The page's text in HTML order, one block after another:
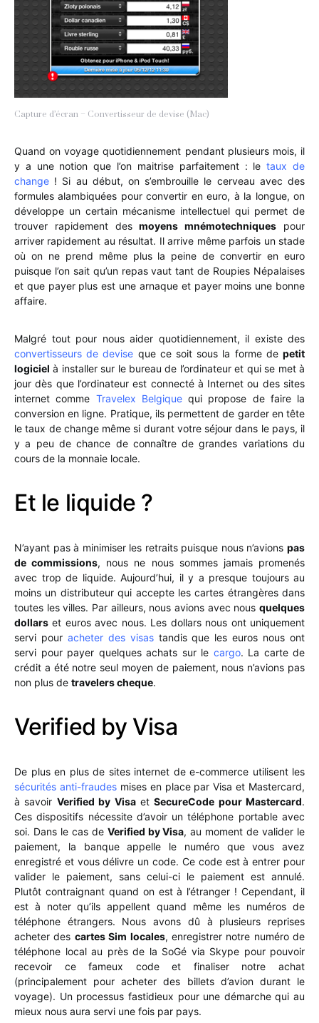
Capture d’écran – Convertisseur de devise (Mac)
Quand on voyage quotidiennement pendant plusieurs mois, il
y a une notion que l’on maitrise parfaitement : letaux de
change ! Si au début, on s’embrouille le cerveau avec des
formules alambiquées pour convertir en euro, à la longue, on
développe un certain mécanisme intellectuel qui permet de
trouver rapidement desmoyens mnémotechniques pour
arriver rapidement au résultat. Il arrive même parfois un stade
où on ne prend même plus la peine de convertir en euro
puisque l’on sait qu’un repas vaut tant de Roupies Népalaises
et que payer plus est une arnaque et payer moins une bonne
affaire.
Malgré tout pour nous aider quotidiennement, il existe des
convertisseurs de devise que ce soit sous la forme depetit
logiciel à installer sur le bureau de l’ordinateur et qui se met à
jour dès que l’ordinateur est connecté à Internet ou des sites
internet comme Travelex Belgiquequi propose de faire la
conversion en ligne. Pratique, ils permettent de garder en tête
le taux de change même si durant votre séjour dans le pays, il
y a peu de chance de connaître de grandes variations du
cours de la monnaie locale.
Et le liquide ?
N’ayant pas à minimiser les retraits puisque nous n’avions pas
de commissions, nous ne nous sommes jamais promenés
avec trop de liquide. Aujourd’hui, il y a presque toujours au
moins un distributeur qui accepte les cartes étrangères dans
toutes les villes. Par ailleurs, nous avions avec nous quelques
dollars et euros avec nous. Les dollars nous ont uniquement
servi pour acheter des visas tandis que les euros nous ont
servi pour payer quelques achats sur le cargo. La carte de
crédit a été notre seul moyen de paiement, nous n’avions pas
non plus de travelers cheque.
Verified by Visa
De plus en plus de sites internet de e-commerce utilisent les
sécurités anti-fraudesmises en place par Visa et Mastercard,
à savoir Verified by VisaetSecureCode pour Mastercard.
Ces dispositifs nécessite d’avoir un téléphone portable avec
soi. Dans le cas de Verified by Visa, au moment de valider le
paiement, la banque appelle le numéro que vous avez
enregistré et vous délivre un code. Ce code est à entrer pour
valider le paiement, sans celui-ci le paiement est annulé.
Plutôt contraignant quand on est à l’étranger ! Cependant, il
est à noter qu’ils appellent quand même les numéros de
téléphone étrangers. Nous avons dû à plusieurs reprises
acheter des cartes Sim locales, enregistrer notre numéro de
téléphone local au près de la SoGé via Skype pour pouvoir
recevoir ce fameux code et finaliser notre achat
(principalement pour acheter des billets d’avion durant le
voyage). Un processus fastidieux pour une démarche qui au
mieux nous aura servi une fois par pays.